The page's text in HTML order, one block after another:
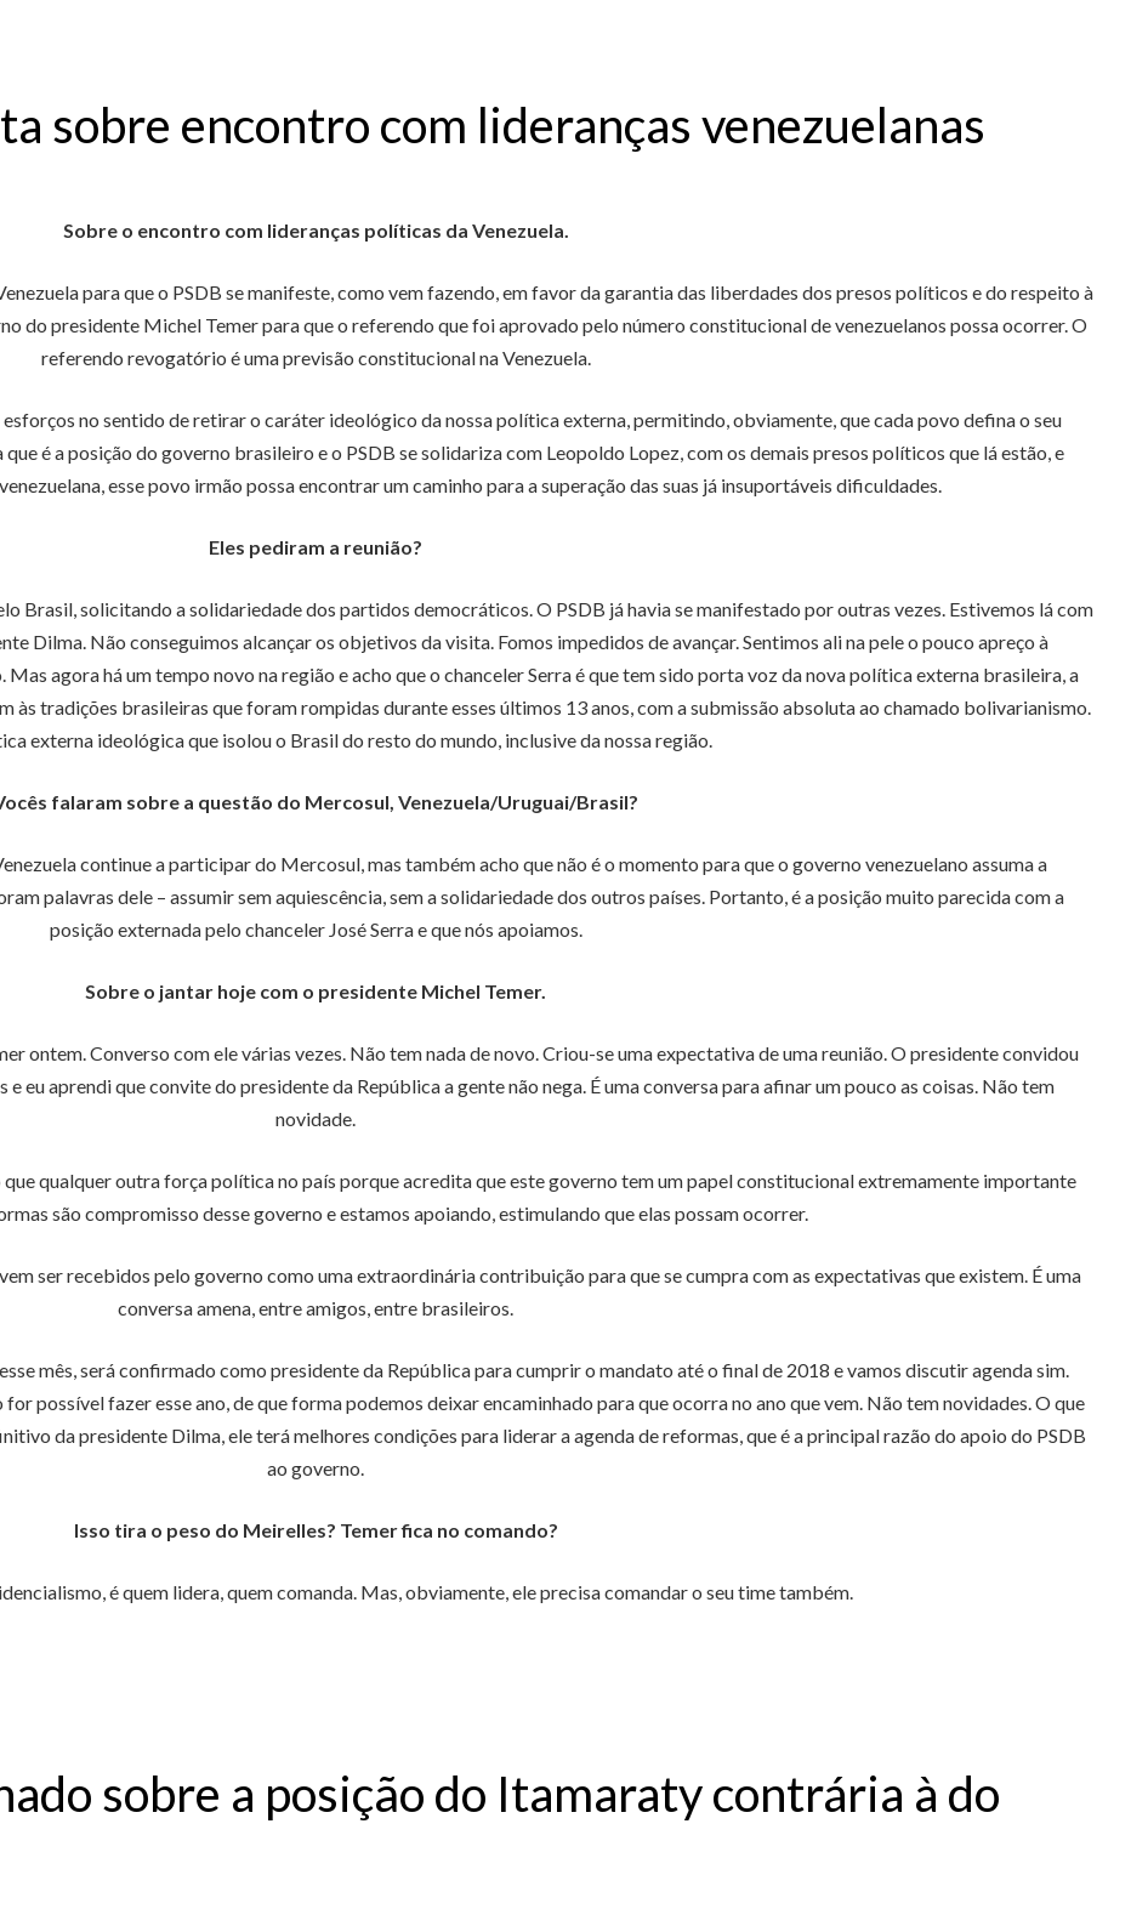
sobre encontro com lideranças venezuelanas
Sobre o encontro com lideranças políticas da Venezuela.
para que o PSDB se manifeste, como vem fazendo, em favor da garantia das liberdades dos presos políticos e do respeito à
do presidente Michel Temer para que o referendo que foi aprovado pelo número constitucional de venezuelanos possa ocorrer. O
referendo revogatório é uma previsão constitucional na Venezuela.
no sentido de retirar o caráter ideológico da nossa política externa, permitindo, obviamente, que cada povo defina o seu
é a posição do governo brasileiro e o PSDB se solidariza com Leopoldo Lopez, com os demais presos políticos que lá estão, e
esse povo irmão possa encontrar um caminho para a superação das suas já insuportáveis dificuldades.
Eles pediram a reunião?
Brasil, solicitando a solidariedade dos partidos democráticos. O PSDB já havia se manifestado por outras vezes. Estivemos lá com
Dilma. Não conseguimos alcançar os objetivos da visita. Fomos impedidos de avançar. Sentimos ali na pele o pouco apreço à
agora há um tempo novo na região e acho que o chanceler Serra é que tem sido porta voz da nova política externa brasileira, a
às tradições brasileiras que foram rompidas durante esses últimos 13 anos, com a submissão absoluta ao chamado bolivarianismo.
externa ideológica que isolou o Brasil do resto do mundo, inclusive da nossa região.
falaram sobre a questão do Mercosul, Venezuela/Uruguai/Brasil?
continue a participar do Mercosul, mas também acho que não é o momento para que o governo venezuelano assuma a
palavras dele – assumir sem aquiescência, sem a solidariedade dos outros países. Portanto, é a posição muito parecida com a
posição externada pelo chanceler José Serra e que nós apoiamos.
Sobre o jantar hoje com o presidente Michel Temer.
ontem. Converso com ele várias vezes. Não tem nada de novo. Criou-se uma expectativa de uma reunião. O presidente convidou
eu aprendi que convite do presidente da República a gente não nega. É uma conversa para afinar um pouco as coisas. Não tem
novidade.
qualquer outra força política no país porque acredita que este governo tem um papel constitucional extremamente importante
são compromisso desse governo e estamos apoiando, estimulando que elas possam ocorrer.
ser recebidos pelo governo como uma extraordinária contribuição para que se cumpra com as expectativas que existem. É uma
conversa amena, entre amigos, entre brasileiros.
mês, será confirmado como presidente da República para cumprir o mandato até o final de 2018 e vamos discutir agenda sim.
possível fazer esse ano, de que forma podemos deixar encaminhado para que ocorra no ano que vem. Não tem novidades. O que
da presidente Dilma, ele terá melhores condições para liderar a agenda de reformas, que é a principal razão do apoio do PSDB
ao governo.
Isso tira o peso do Meirelles? Temer fica no comando?
é quem lidera, quem comanda. Mas, obviamente, ele precisa comandar o seu time também.
sobre a posição do Itamaraty contrária à do